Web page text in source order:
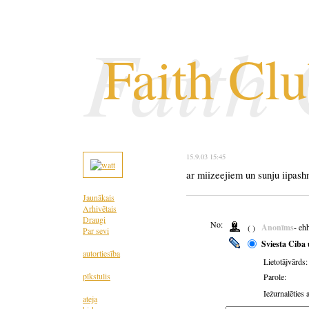
Faith
Faith
Jaunākais
Arhivētais
Draugi
Par sevi
autortiesība
pīkstulis
ateja
15.9.03 15:45
ar miizeejiem un sunju
No: ( ) Anonīms-
Sviesta Ciba
Lietotājvārds:
Parole:
Iežurnalēties